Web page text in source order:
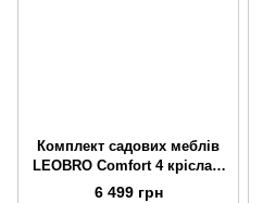
Комплект садових меблів
LEOBRO Comfort 4 крісла +
великий столик (LB-1055)
6 499 грн